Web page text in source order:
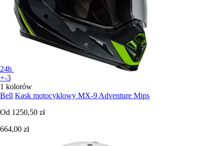
24h
+-3
1 kolorów
Bell Kask motocyklowy MX-9 Adventure Mips
Od 1250,50 zł
664,00 zł